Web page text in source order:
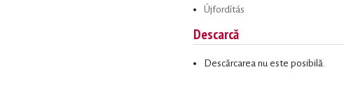
Újfordítás
Descarcă
Descărcarea nu este posibilă.